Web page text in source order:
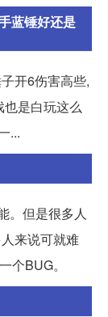
蓝锤好还是
开6伤害高些,
是白玩这么
...
。但是很多人
来说可就难
个BUG。